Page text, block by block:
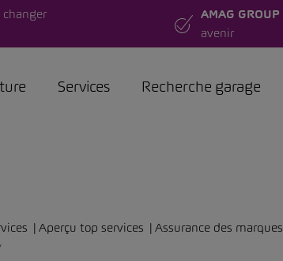
changer
AMAG GROUP
avenir
Services Recherche garage
Aperçu top services
Assurance des marques